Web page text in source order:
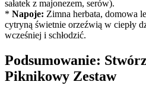
sałatek z majonezem, serów).
* Napoje: Zimna herbata, domowa
cytryną świetnie orzeźwią w ciepły
wcześniej i schłodzić.
Podsumowanie:
Piknikowy Zestaw